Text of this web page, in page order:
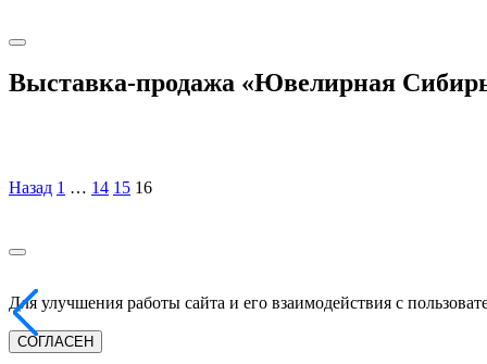
Выставка-продажа «Ювелирная
Назад 1 … 14 15 16
Для улучшения работы сайта и его взаимодействия с
СОГЛАСЕН